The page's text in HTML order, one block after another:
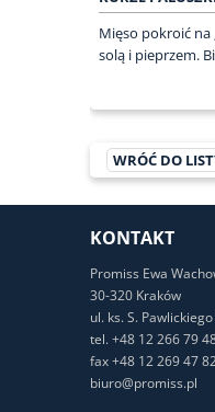
Mięso pokroić na
solą i pieprzem.
WRÓĆ DO
KONTAKT
Promiss Ewa
30-320 Kraków
ul. ks. S.
tel. +48 12 266 79
fax +48 12 269 47
biuro@promiss.pl